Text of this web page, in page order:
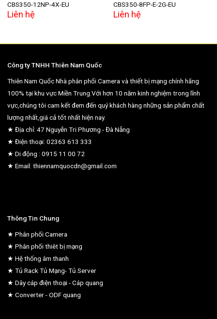
CBS350-12NP-4X-EU
Liên hệ
CBS350-8FP-E-2G-EU
Liên hệ
Công ty TNHH Thiên Nam Quốc
Thiên Nam Quốc Nhà phân phối Camera và thiết bị mạng chính hãng
100% tại khu vực Miền Trung.Với hơn 10 năm kinh nghiệm trong lĩnh
vực,chúng tôi cam kết đem đến quý khách hàng những sản phẩm chất
lượng nhất,giá cả tốt nhất hiện nay.
★ Địa chỉ: 47 Nguyễn Tri Phương - Đà Nẵng
★ Điện thoại: 02363 613 333
★ Di động : 0915 11 00 72
★ Email: thiennamquocdn@gmail.com
Thông Tin Chung
★ Phân phối Camera
★ Phân phối thiêt bị mạng
★ Hệ thống âm thanh
★ Tủ Rack Tủ Mạng- Tủ Server
★ Dây cáp điện thoại - Cáp quang
★ Converter - ODF quang